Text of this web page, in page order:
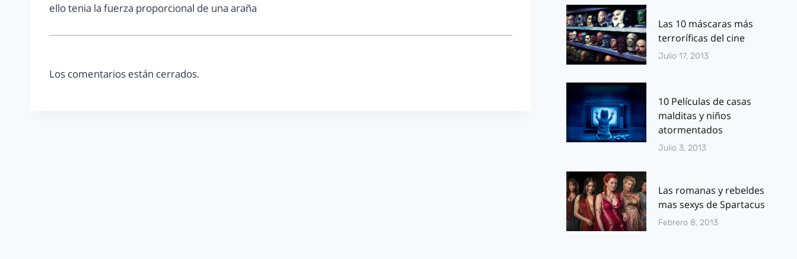
ello tenia la fuerza proporcional de una araña
Los comentarios están cerrados.
Las 10 máscaras más
terroríficas del cine
Julio 17, 2013
10 Películas de casas
malditas y niños
atormentados
Julio 3, 2013
Las romanas y rebeldes
mas sexys de Spartacus
Febrero 8, 2013